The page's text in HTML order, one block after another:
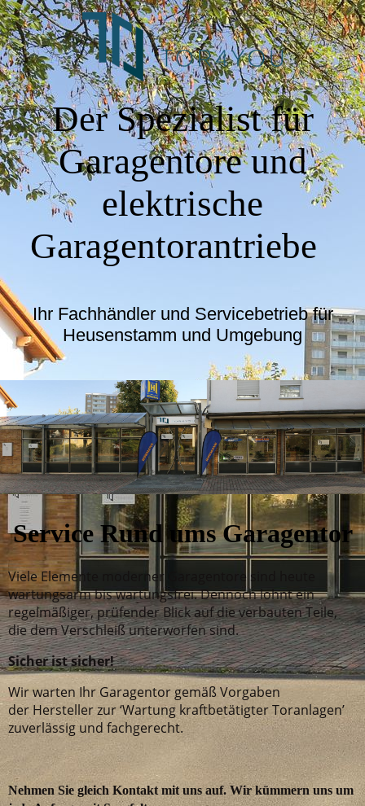
Der Spezialist für
Garagentore und
elektrische
Garagentorantriebe
Ihr Fachhändler und Servicebetrieb für
Heusenstamm und Umgebung
Service Rund ums Garagentor
Viele Elemente moderner Garagentore sind heute
wartungsarm bis wartungsfrei. Dennoch lohnt ein
regelmäßiger, prüfender Blick auf die verbauten Teile,
die dem Verschleiß unterworfen sind.
Sicher ist sicher!
Wir warten Ihr Garagentor gemäß Vorgaben
der Hersteller zur ‘Wartung kraftbetätigter Toranlagen’
zuverlässig und fachgerecht.
Nehmen Sie gleich Kontakt mit uns auf. Wir kümmern uns um